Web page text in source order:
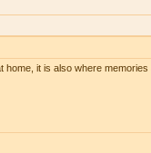
home, it is also where memories